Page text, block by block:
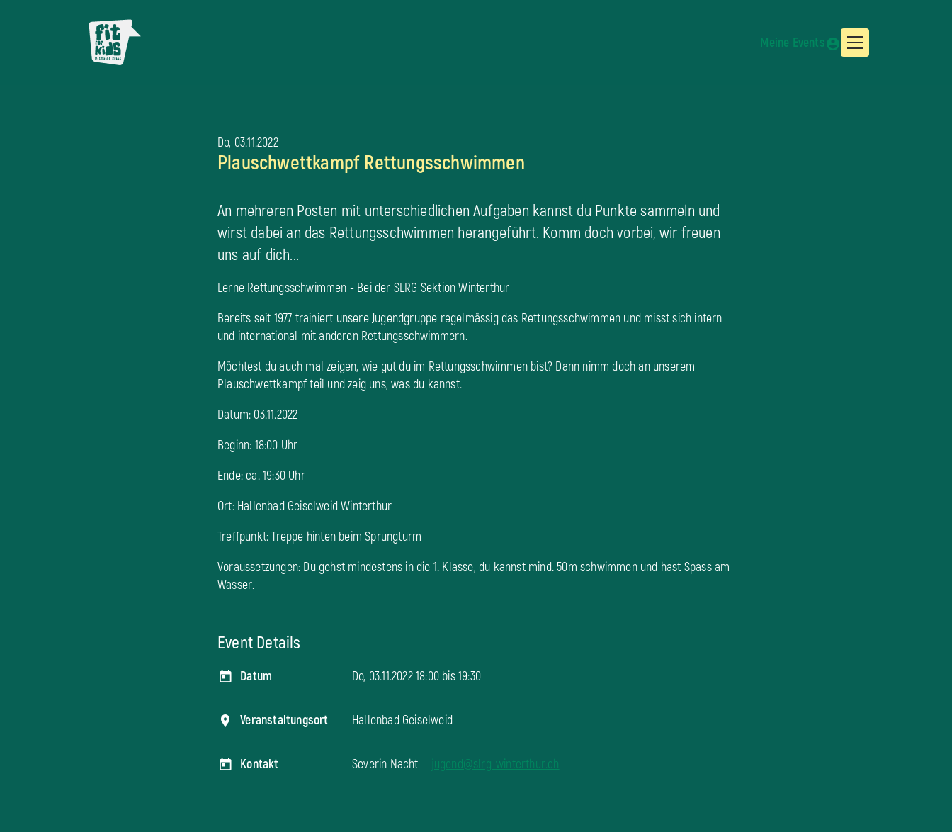
Meine Events
Do, 03.11.2022
Plauschwettkampf Rettungsschwimmen
An mehreren Posten mit unterschiedlichen Aufgaben kannst du Punkte sammeln und
wirst dabei an das Rettungsschwimmen herangeführt. Komm doch vorbei, wir freuen
uns auf dich...
Lerne Rettungsschwimmen - Bei der SLRG Sektion Winterthur
Bereits seit 1977 trainiert unsere Jugendgruppe regelmässig das Rettungsschwimmen und misst sich intern
und international mit anderen Rettungsschwimmern.
Möchtest du auch mal zeigen, wie gut du im Rettungsschwimmen bist? Dann nimm doch an unserem
Plauschwettkampf teil und zeig uns, was du kannst.
Datum: 03.11.2022
Beginn: 18:00 Uhr
Ende: ca. 19:30 Uhr
Ort: Hallenbad Geiselweid Winterthur
Treffpunkt: Treppe hinten beim Sprungturm
Voraussetzungen: Du gehst mindestens in die 1. Klasse, du kannst mind. 50m schwimmen und hast Spass am
Wasser.
Event Details
Datum Do, 03.11.2022 18:00 bis19:30
Veranstaltungsort Hallenbad Geiselweid
Kontakt Severin Nacht jugend@slrg-winterthur.ch